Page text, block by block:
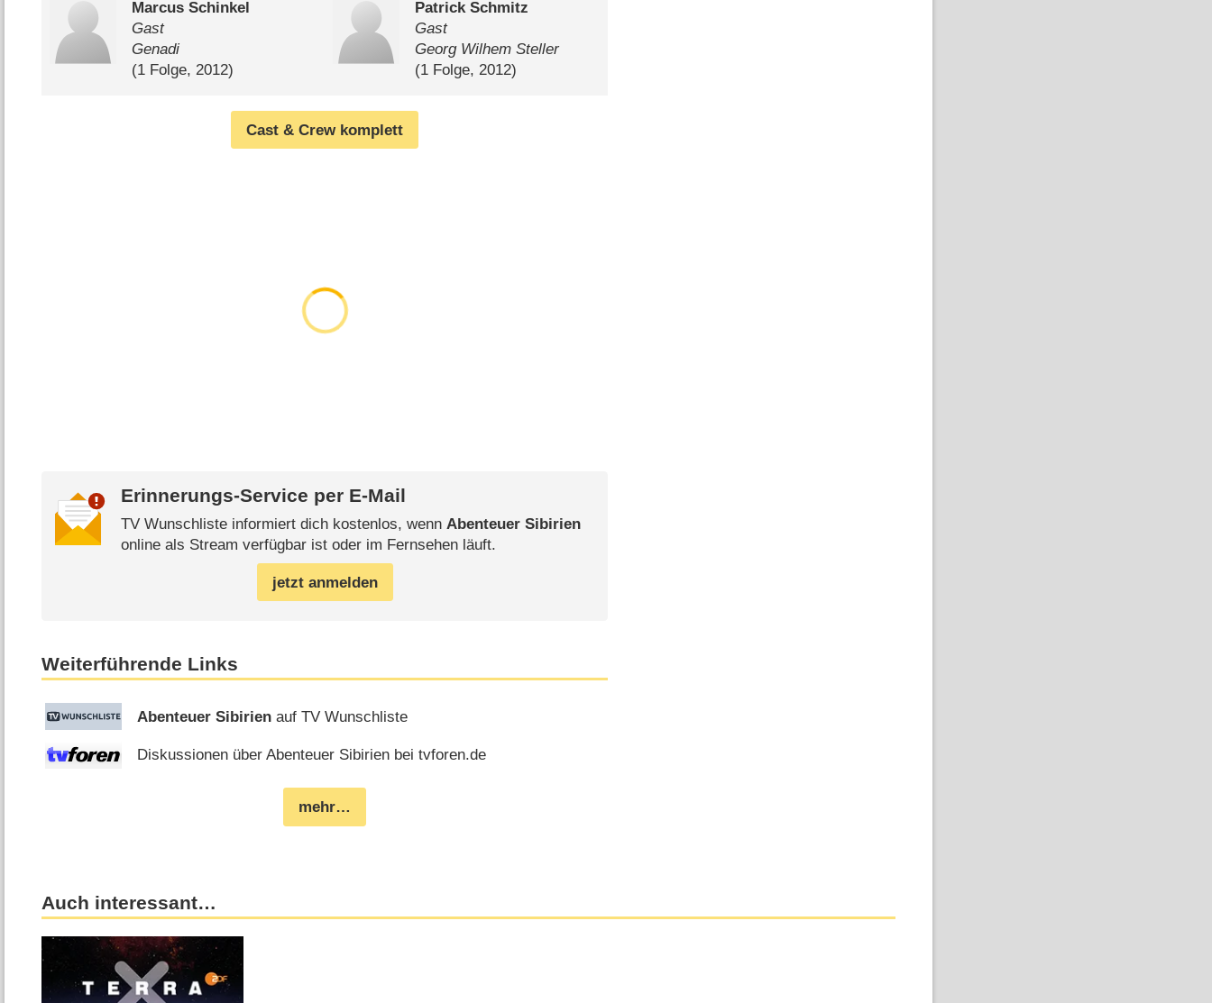
Marcus Schinkel
Gast
Genadi
(1 Folge, 2012)
Patrick Schmitz
Gast
Georg Wilhem Steller
(1 Folge, 2012)
Cast & Crew komplett
Erinnerungs-Service per E-Mail
TV Wunschliste informiert dich kostenlos, wenn Abenteuer Sibirien
online als Stream verfügbar ist oder im Fernsehen läuft.
jetzt anmelden
Weiterführende Links
Abenteuer Sibirien auf TV Wunschliste
Diskussionen über Abenteuer Sibirien bei tvforen.de
mehr…
Auch interessant…